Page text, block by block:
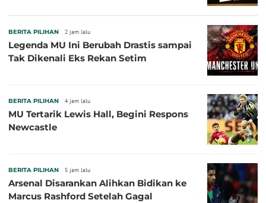
BERITA PILIHAN 2 jam lalu
Legenda MU Ini Berubah Drastis sampai
Tak Dikenali Eks Rekan Setim
BERITA PILIHAN 4 jam lalu
MU Tertarik Lewis Hall, Begini Respons
Newcastle
BERITA PILIHAN 5 jam lalu
Arsenal Disarankan Alihkan Bidikan ke
Marcus Rashford Setelah Gagal